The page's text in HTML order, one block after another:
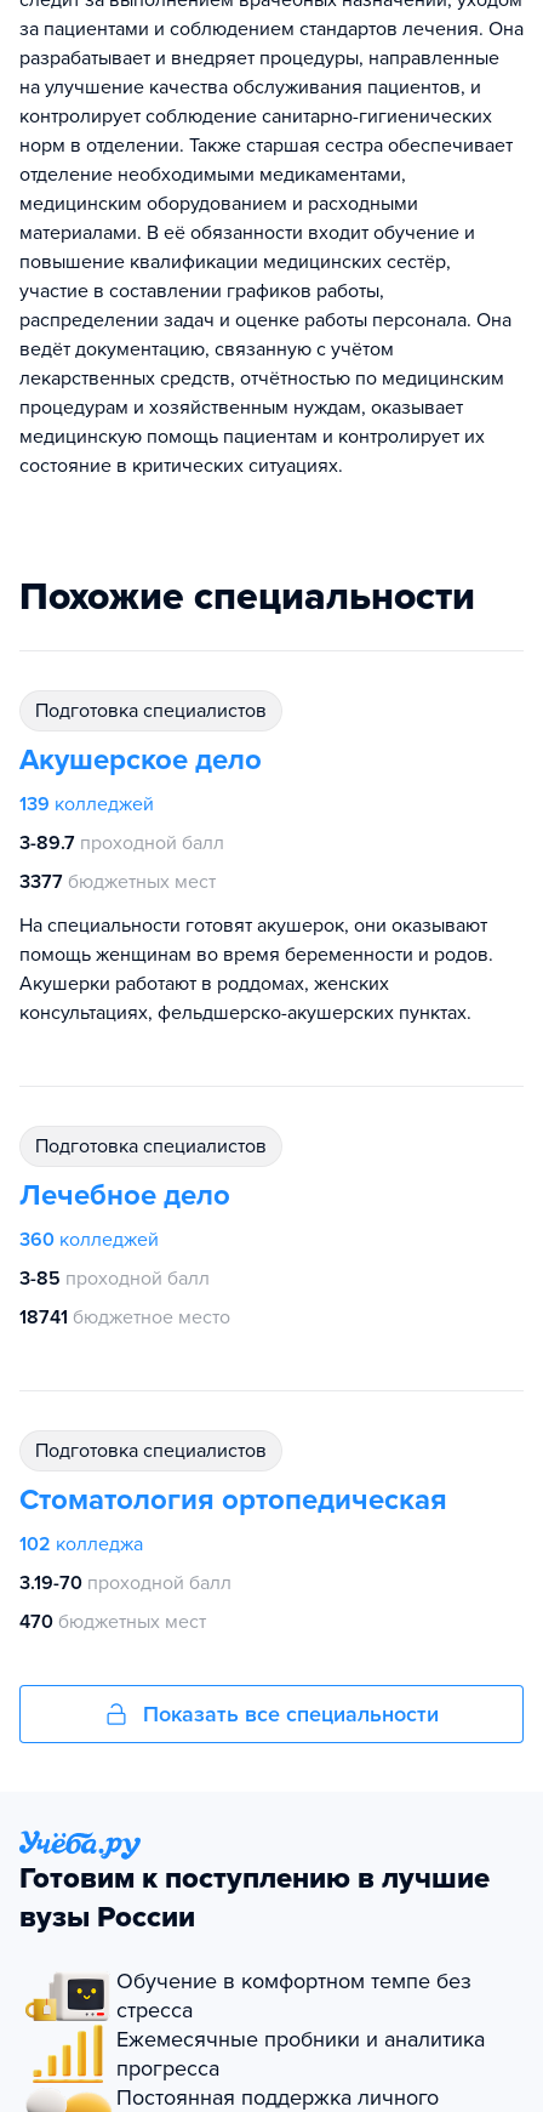
за пациентами и соблюдением стандартов лечения. Она
разрабатывает и внедряет процедуры, направленные
на улучшение качества обслуживания пациентов, и
контролирует соблюдение санитарно-гигиенических
норм в отделении. Также старшая сестра обеспечивает
отделение необходимыми медикаментами,
медицинским оборудованием и расходными
материалами. В её обязанности входит обучение и
повышение квалификации медицинских сестёр,
участие в составлении графиков работы,
распределении задач и оценке работы персонала. Она
ведёт документацию, связанную с учётом
лекарственных средств, отчётностью по медицинским
процедурам и хозяйственным нуждам, оказывает
медицинскую помощь пациентам и контролирует их
состояние в критических ситуациях.
Похожие специальности
подготовка специалистов
Акушерское дело
139 колледжей
3-89.7 проходной балл
3377 бюджетных мест
На специальности готовят акушерок, они оказывают
помощь женщинам во время беременности и родов.
Акушерки работают в роддомах, женских
консультациях, фельдшерско-акушерских пунктах.
подготовка специалистов
Лечебное дело
360 колледжей
3-85 проходной балл
18741 бюджетное место
подготовка специалистов
Стоматология ортопедическая
102 колледжа
3.19-70 проходной балл
470 бюджетных мест
Показать все специальности
Готовим к поступлению в лучшие
вузы России
Обучение в комфортном темпе без
стресса
Ежемесячные пробники и аналитика
прогресса
Постоянная поддержка личного